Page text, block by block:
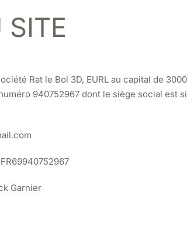
SITE
Rat le Bol 3D, EURL au capital de
940752967 dont le siège social est
Garnier